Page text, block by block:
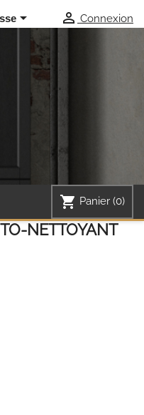
  Connexion
shopping_cart Panier (0)
NETTOYANT